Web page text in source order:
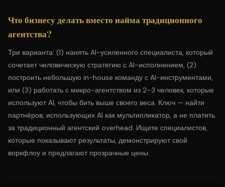
Что бизнесу делать вместо найма традиционного
агентства?
Три варианта: (1) нанять AI-усиленного специалиста, который
сочетает человеческую стратегию с AI-исполнением, (2)
построить небольшую in-house команду с AI-инструментами,
или (3) работать с микро-агентством из 2–3 человек, которые
используют AI, чтобы бить выше своего веса. Ключ — найти
партнёров, использующих AI как мультипликатор, а не платить
за традиционный агентский overhead. Ищите специалистов,
которые показывают результаты, демонстрируют свой
воркфлоу и предлагают прозрачные цены.